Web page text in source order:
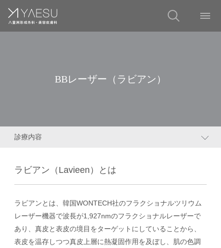
BBレーザー（ラビアン）
診療内容
ラビアン（Lavieen）とは
ラビアンとは、韓国WONTECH社のフラクショナルツリウム
レーザー機器で波長が1,927nmのフラクショナルレーザーで
あり、真皮と表皮の境目をターゲットにしていることから、
表皮を温存しつつ真皮上層に熱凝固作用を及ぼし、肌の色調